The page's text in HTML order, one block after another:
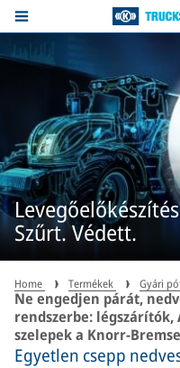
Szűrt. Védett.
Home Termékek Gyári
Ne engedjen párát,
rendszerbe: légszárítók,
szelepek a Knorr-
Egyetlen csepp